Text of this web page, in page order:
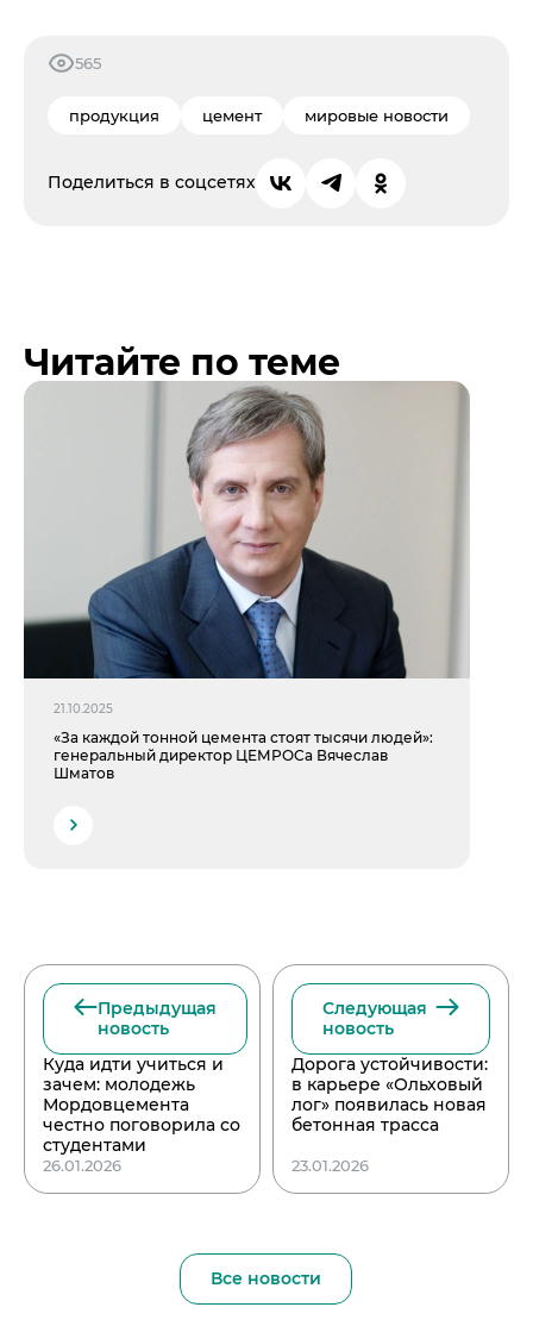
565
продукция цемент мировые новости
Поделиться в соцсетях
Читайте по теме
21.10.2025
«За каждой тонной цемента стоят тысячи людей»:
генеральный директор ЦЕМРОСа Вячеслав
Шматов
Предыдущая
новость
Куда идти учиться и
зачем: молодежь
Мордовцемента
честно поговорила со
студентами
26.01.2026
Следующая
новость
Дорога устойчивости:
в карьере «Ольховый
лог» появилась новая
бетонная трасса
23.01.2026
Все новости